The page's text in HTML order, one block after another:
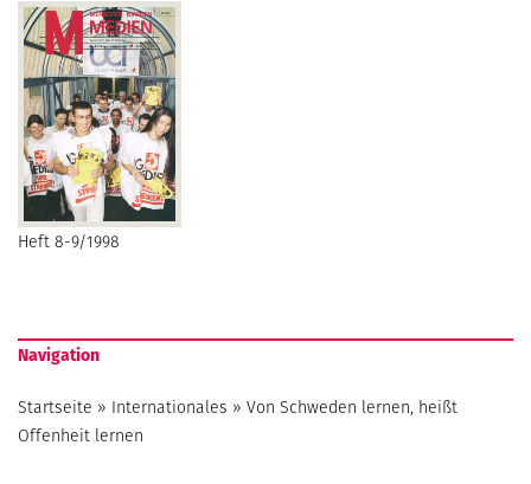
Heft 8-9/1998
Navigation
Startseite » Internationales » Von Schweden lernen, heißt
Offenheit lernen